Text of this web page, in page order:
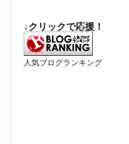
↓クリックで応援！
人気ブログランキング